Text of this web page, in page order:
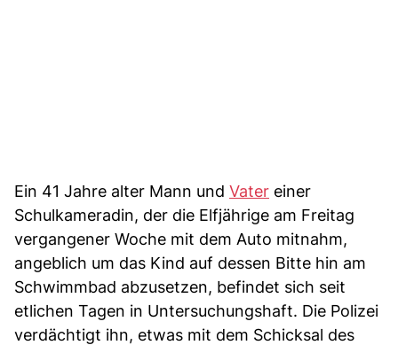
Ein 41 Jahre alter Mann und Vater einer
Schulkameradin, der die Elfjährige am Freitag
vergangener Woche mit dem Auto mitnahm,
angeblich um das Kind auf dessen Bitte hin am
Schwimmbad abzusetzen, befindet sich seit
etlichen Tagen in Untersuchungshaft. Die Polizei
verdächtigt ihn, etwas mit dem Schicksal des